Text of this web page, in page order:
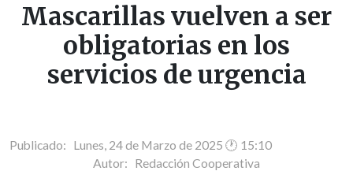
Mascarillas vuelven a ser
obligatorias en los
servicios de urgencia
Publicado: Lunes, 24 de Marzo de 2025 🕐 15:10
Autor: Redacción Cooperativa